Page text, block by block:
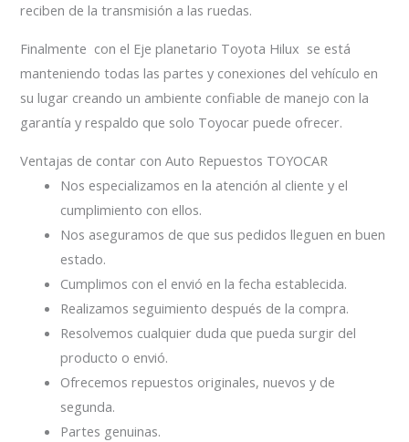
reciben de la transmisión a las ruedas.
Finalmente con el Eje planetario Toyota Hilux se está
manteniendo todas las partes y conexiones del vehículo en
su lugar creando un ambiente confiable de manejo con la
garantía y respaldo que solo Toyocar puede ofrecer.
Ventajas de contar con Auto Repuestos TOYOCAR
Nos especializamos en la atención al cliente y el
cumplimiento con ellos.
Nos aseguramos de que sus pedidos lleguen en buen
estado.
Cumplimos con el envió en la fecha establecida.
Realizamos seguimiento después de la compra.
Resolvemos cualquier duda que pueda surgir del
producto o envió.
Ofrecemos repuestos originales, nuevos y de
segunda.
Partes genuinas.